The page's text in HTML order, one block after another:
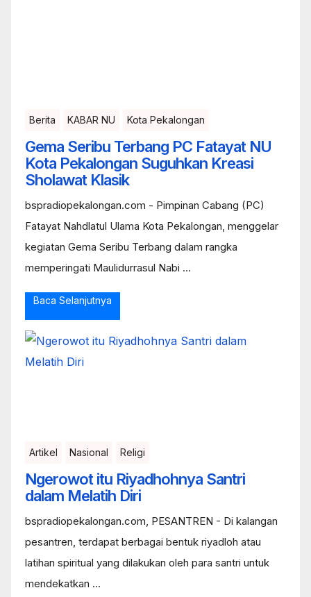
Berita KABAR NU Kota Pekalongan
Gema Seribu Terbang PC Fatayat NU
Kota Pekalongan Suguhkan Kreasi
Sholawat Klasik
bspradiopekalongan.com - Pimpinan Cabang (PC)
Fatayat Nahdlatul Ulama Kota Pekalongan, menggelar
kegiatan Gema Seribu Terbang dalam rangka
memperingati Maulidurrasul Nabi ...
Baca Selanjutnya
Artikel Nasional Religi
Ngerowot itu Riyadhohnya Santri
dalam Melatih Diri
bspradiopekalongan.com, PESANTREN - Di kalangan
pesantren, terdapat berbagai bentuk riyadloh atau
latihan spiritual yang dilakukan oleh para santri untuk
mendekatkan ...